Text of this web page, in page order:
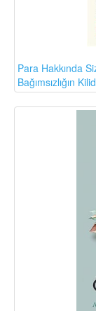
Para Hakkında
Bağımsızlığın